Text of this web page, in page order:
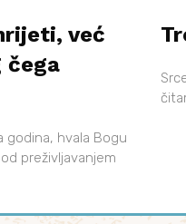
već
čega
godina, hvala Bogu
preživljavanjem